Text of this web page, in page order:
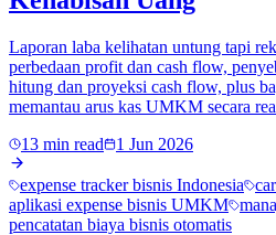
Laporan laba kelihatan untung tapi
perbedaan profit dan cash flow,
hitung dan proyeksi cash flow, plus
memantau arus kas UMKM secara
13 min read
1 Jun 2026
expense tracker bisnis Indonesia
aplikasi expense bisnis UMKM
pencatatan biaya bisnis otomatis